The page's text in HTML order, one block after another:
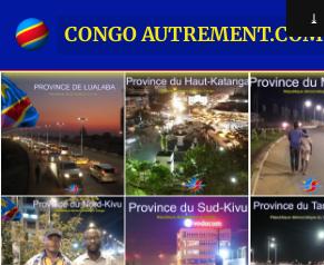
CONGO AUTREMENT.COM